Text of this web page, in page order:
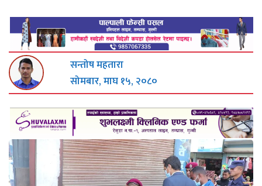
सन्तोष महतारा
सोमबार, माघ १५, २०८०